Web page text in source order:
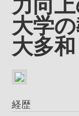
大学
大多
経歴